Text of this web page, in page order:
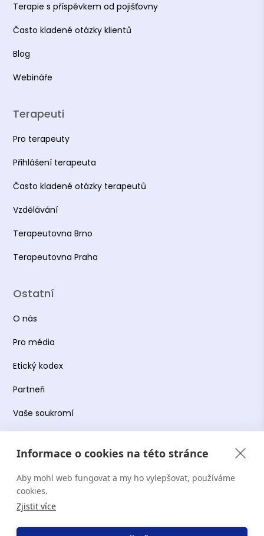
Informace o cookies na této stránce
Aby mohl web fungovat a my ho vylepšovat, používáme
cookies.
Zjistit více
Terapie s příspěvkem od pojišťovny
Často kladené otázky klientů
Blog
Webináře
Terapeuti
Pro terapeuty
Přihlášení terapeuta
Často kladené otázky terapeutů
Vzdělávání
Terapeutovna Brno
Terapeutovna Praha
Ostatní
O nás
Pro média
Etický kodex
Partneři
Vaše soukromí
Obchodní podmínky
Podmínky používání platformy